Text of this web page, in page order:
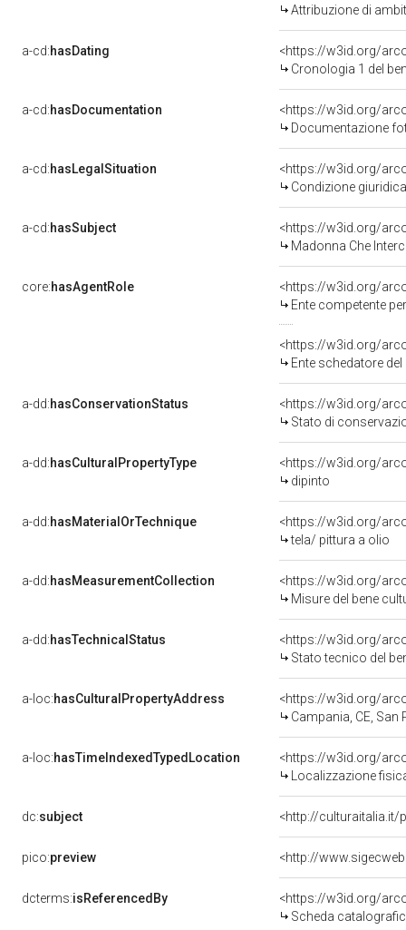
Attribuzione di
a-cd:hasDating
<https://w3id.org/
Cronologia 1 del
a-cd:hasDocumentation
Documentazione
a-cd:hasLegalSituation
Condizione
a-cd:hasSubject
<https://w3id.org/
Madonna Che
core:hasAgentRole
<https://w3id.org/
Ente competente per tutela
<https://w3id.org/
Ente schedatore del
a-dd:hasConservationStatus
<https://w3id.org/
Stato di
a-dd:hasCulturalPropertyType
<https://w3id.org/
dipinto
a-dd:hasMaterialOrTechnique
<https://w3id.org/
tela/ pittura a olio
a-dd:hasMeasurementCollection
<https://w3id.org/
Misure del bene
a-dd:hasTechnicalStatus
<https://w3id.org/
Stato tecnico del
a-loc:hasCulturalPropertyAddress
<https://w3id.org/
Campania, CE, San
a-loc:hasTimeIndexedTypedLocation
<https://w3id.org/
Localizzazione
dc:subject <http://culturaitalia.it/
pico:preview
dcterms:isReferencedBy
<https://w3id.org/
Scheda